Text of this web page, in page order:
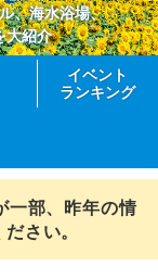
、海水浴場、
大紹介
イベント
ランキング
一部、昨年の情
さい。